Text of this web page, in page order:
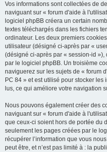
Vos informations sont collectées de
naviguant sur « forum d'aide à
logiciel phpBB créera un certain
textes téléchargés dans les fichiers
ordinateur. Les deux premiers
utilisateur (désigné ci-après par «
(désigné ci-après par « session-id
par le logiciel phpBB. Un troisième
naviguerez sur les sujets de « forum
PC 84 » et est utilisé pour stocker
lus, ce qui améliore votre navigation
Nous pouvons également créer des
naviguant sur « forum d'aide à
que ceux-ci soient hors de portée du
seulement les pages créées par le
récupérer l’information que vous
peut être, et n’est pas limité à : la